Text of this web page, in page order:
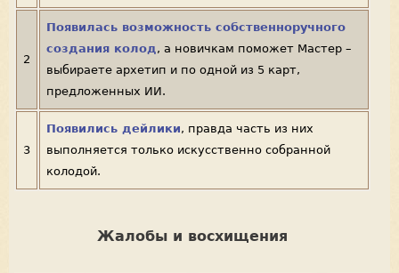
2
Появилась возможность собственноручного
создания колод , а новичкам поможет Мастер –
выбираете архетип и по одной из 5 карт,
предложенных ИИ.
3
Появились дейлики, правда часть из них
выполняется только искусственно собранной
колодой.
Жалобы и восхищения